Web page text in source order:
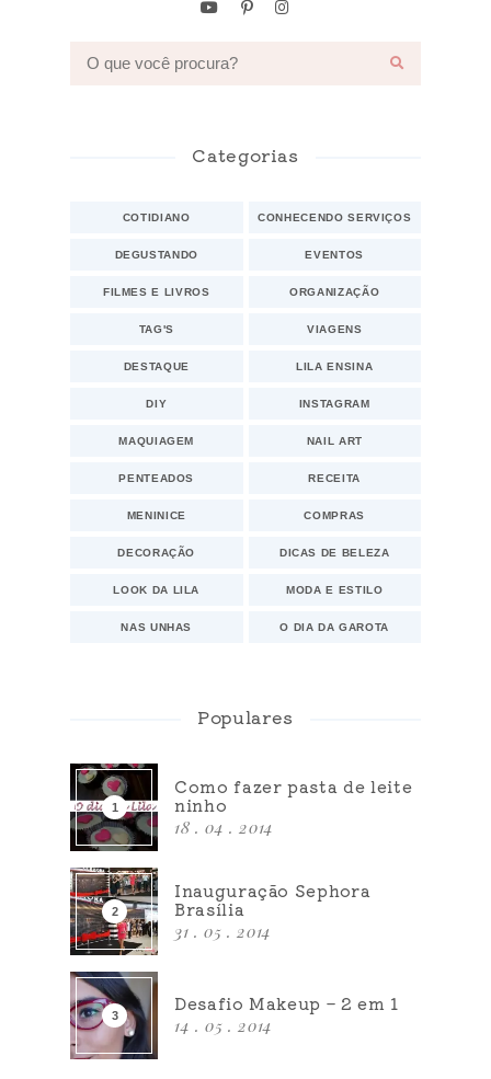
Categorias
COTIDIANO CONHECENDO SERVIÇOS
DEGUSTANDO EVENTOS
FILMES E LIVROS ORGANIZAÇÃO
TAG'S VIAGENS
DESTAQUE LILA ENSINA
DIY INSTAGRAM
MAQUIAGEM NAIL ART
PENTEADOS RECEITA
MENINICE COMPRAS
DECORAÇÃO DICAS DE BELEZA
LOOK DA LILA MODA E ESTILO
NAS UNHAS O DIA DA GAROTA
Populares
Como fazer pasta de leite
ninho
18 . 04 . 2014
Inauguração Sephora
Brasília
31 . 05 . 2014
Desafio Makeup – 2 em 1
14 . 05 . 2014